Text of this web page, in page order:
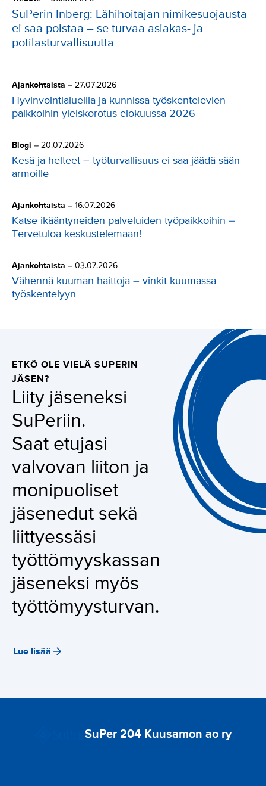
SuPerin Inberg: Lähihoitajan nimikesuojausta
ei saa poistaa – se turvaa asiakas- ja
potilasturvallisuutta
Ajankohtaista – 27.07.2026
Hyvinvointialueilla ja kunnissa työskentelevien
palkkoihin yleiskorotus elokuussa 2026
Blogi – 20.07.2026
Kesä ja helteet – työturvallisuus ei saa jäädä sään
armoille
Ajankohtaista – 16.07.2026
Katse ikääntyneiden palveluiden työpaikkoihin –
Tervetuloa keskustelemaan!
Ajankohtaista – 03.07.2026
Vähennä kuuman haittoja – vinkit kuumassa
työskentelyyn
ETKÖ OLE VIELÄ SUPERIN
JÄSEN?
Liity jäseneksi
SuPeriin.
Saat etujasi
valvovan liiton ja
monipuoliset
jäsenedut sekä
liittyessäsi
työttömyyskassan
jäseneksi myös
työttömyysturvan.
Lue lisää
SuPer 204 Kuusamon ao ry